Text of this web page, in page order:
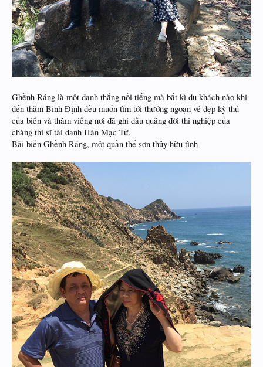
Ghềnh Ráng là một danh thắng nổi tiếng mà bất kì du khách nào khi
đến thăm Bình Định đều muốn tìm tới thưởng ngoạn vẻ đẹp kỳ thú
của biển và thăm viếng nơi đã ghi dấu quãng đời thi nghiệp của
chàng thi sĩ tài danh Hàn Mạc Tử.
Bãi biển Ghềnh Ráng, một quần thể sơn thủy hữu tình